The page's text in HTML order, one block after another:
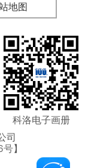
地图
科洛电子画册
司
号】